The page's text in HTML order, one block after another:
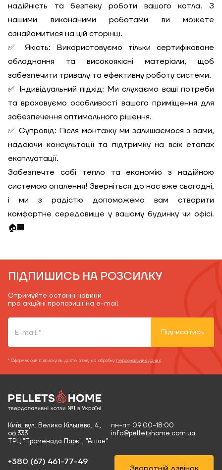
надійність та безпеку роботи вашого котла. З
нашими виконаними роботами ви можете
ознайомитися на цій сторінці.
✅ Якість: Використовуємо тільки сертифіковане
обладнання та високоякісні матеріали, щоб
забезпечити тривалу та ефективну роботу системи.
✅ Індивідуальний підхід: Ми слухаємо ваші потреби
та враховуємо особливості вашого приміщення для
забезпечення оптимального рішення.
✅ Супровід: Після монтажу ми залишаємося з вами,
надаючи консультації та підтримку на всіх етапах
експлуатації.
Забезпечте собі тепло та економію з надійною
системою опалення! Зверніться до нас вже сьогодні,
і ми з радістю допоможемо вам створити
комфортне середовище у вашому будинку чи офісі.
🏠🏢
ПІДПИШИСЬ НА РОЗСИЛКУ
Отримуйте останні новини
про акційні пропозиції на e-mail
Підписатись
* Оформляючи підписку ви даєте згоду на обробку персональних даних
Київ, вул. Велика Кільцева, 4,
оф.333
ТРЦ "Променада Парк", "Ашан"
пн-пт 09:00-18:00
info@pelletshome.com.ua
+380 (67) 461-77-49‬